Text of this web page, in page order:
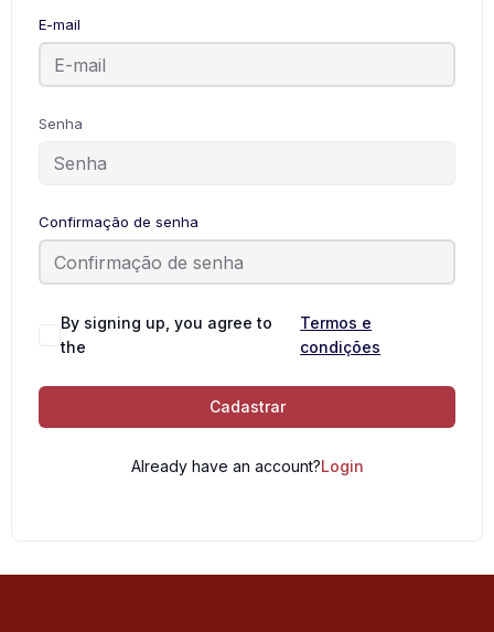
E-mail
Senha
Confirmação de senha
By signing up, you agree to
the
Termos e
condições
Cadastrar
Already have an account?Login